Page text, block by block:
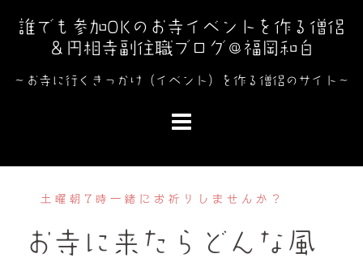
キ
誰でも参加OKのお寺イベントを作る僧侶
＆円相寺副住職ブログ＠福岡和白
～お寺に行くきっかけ（イベント）を作る僧侶のサイト～
土曜朝7時一緒にお祈りしませんか？
お寺に来たらどんな風